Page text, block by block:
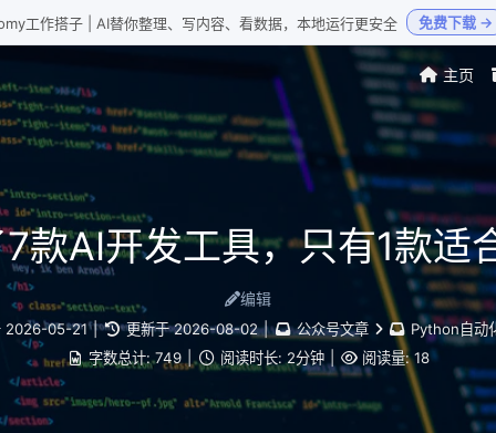
工作搭子 | AI替你整理、写内容、看数据，本地运行更安全 免费下载 →
主页
款AI开发工具，只有1款适
编辑
2026-05-21 | 更新于 2026-08-02 | 公众号文章
Python自动
字数总计: 749 阅读时长: 2分钟 阅读量: 18